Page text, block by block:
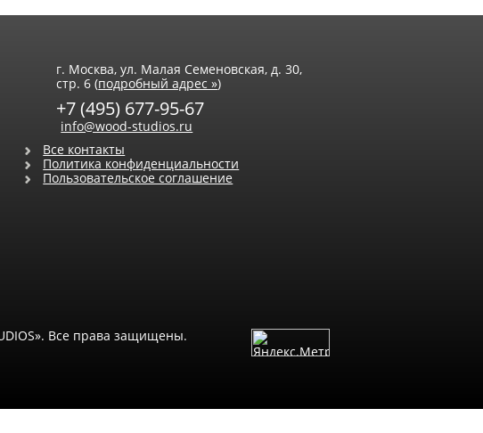
г. Москва, ул. Малая Семеновская, д. 30,
стр. 6 (подробный адрес »)
+7 (495) 677-95-67
info@wood-studios.ru
Все контакты
Политика конфиденциальности
Пользовательское соглашение
Все права защищены.